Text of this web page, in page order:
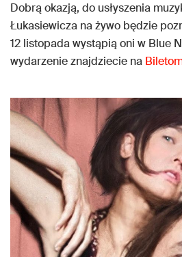
Dobrą okazją, do usłyszenia
Łukasiewicza na żywo będzie
12 listopada wystąpią oni w Blue
wydarzenie znajdziecie na